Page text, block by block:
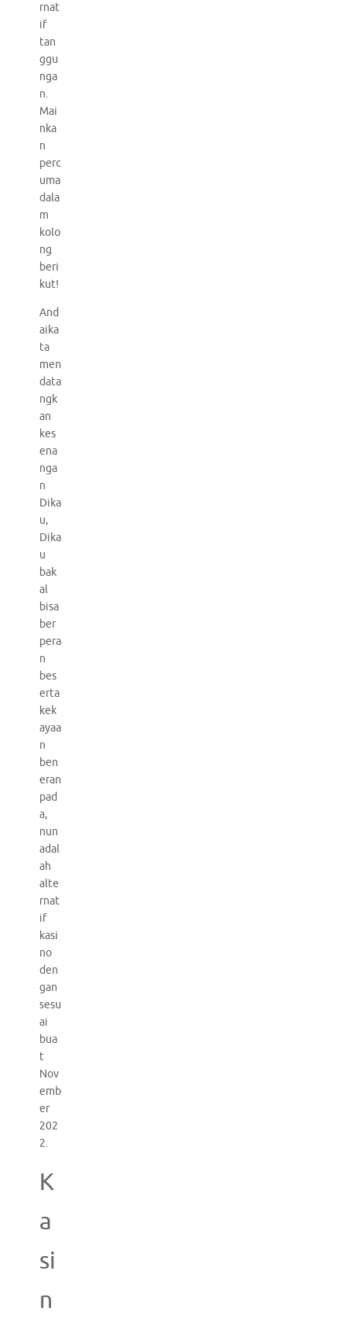
rnat
if
tan
ggu
nga
n.
Mai
nka
n
perc
uma
dala
m
kolo
ng
beri
kut!
And
aika
ta
men
data
ngk
an
kes
ena
nga
n
Dika
u,
Dika
u
bak
al
bisa
ber
pera
n
bes
erta
kek
ayaa
n
ben
eran
pad
a,
nun
adal
ah
alte
rnat
if
kasi
no
den
gan
sesu
ai
bua
t
Nov
emb
er
202
2.
K
a
si
n